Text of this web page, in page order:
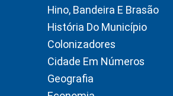
Hino, Bandeira E Brasão
História Do Município
Colonizadores
Cidade Em Números
Geografia